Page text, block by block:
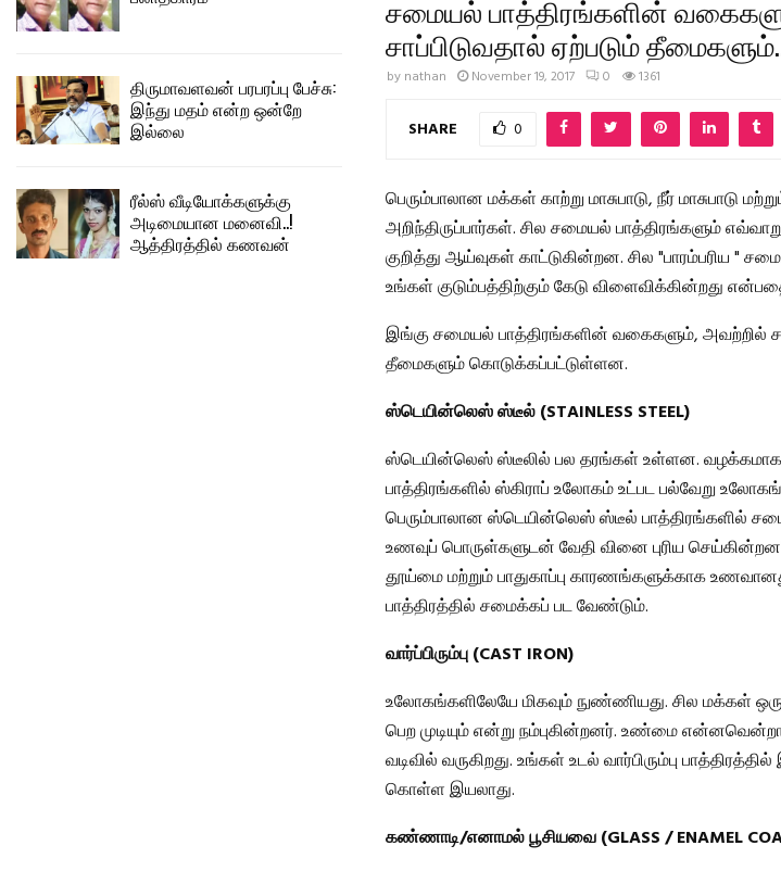
சமையல் பாத்திரங்களின்
சாப்பிடுவதால் ஏற்படும்
by nathan November 19, 2017 0 1361
SHARE 0
பெரும்பாலான மக்கள் காற்று மாசுபாடு, நீர் மாசுபாடு
அறிந்திருப்பார்கள். சில சமையல் பாத்திரங்களும்
குறித்து ஆய்வுகள் காட்டுகின்றன. சில "பாரம்பரிய "
உங்கள் குடும்பத்திற்கும் கேடு விளைவிக்கின்றது
இங்கு சமையல் பாத்திரங்களின் வகைகளும், அவற்றில்
தீமைகளும் கொடுக்கப்பட்டுள்ளன.
ஸ்டெயின்லெஸ் ஸ்டீல் (STAINLESS STEEL)
ஸ்டெயின்லெஸ் ஸ்டீலில் பல தரங்கள் உள்ளன.
பாத்திரங்களில் ஸ்கிராப் உலோகம் உட்பட பல்வேறு
பெரும்பாலான ஸ்டெயின்லெஸ் ஸ்டீல் பாத்திரங்களில்
உணவுப் பொருள்களுடன் வேதி வினை புரிய
தூய்மை மற்றும் பாதுகாப்பு காரணங்களுக்காக
பாத்திரத்தில் சமைக்கப் பட வேண்டும்.
வார்ப்பிரும்பு (CAST IRON)
உலோகங்களிலேயே மிகவும் நுண்ணியது. சில மக்கள் ஒரு
பெற முடியும் என்று நம்புகின்றனர். உண்மை
வடிவில் வருகிறது. உங்கள் உடல் வார்பிரும்பு
கொள்ள இயலாது.
கண்ணாடி/எனாமல் பூசியவை (GLASS / ENAMEL
திருமாவளவன் பரபரப்பு பேச்சு:
இந்து மதம் என்ற ஒன்றே
இல்லை
ரீல்ஸ் வீடியோக்களுக்கு
அடிமையான மனைவி..!
ஆத்திரத்தில் கணவன்